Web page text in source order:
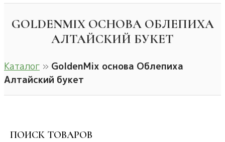
GOLDENMIX ОСНОВА ОБЛЕПИХА
АЛТАЙСКИЙ БУКЕТ
Каталог » GoldenMix основа Облепиха
Алтайский букет
ПОИСК ТОВАРОВ